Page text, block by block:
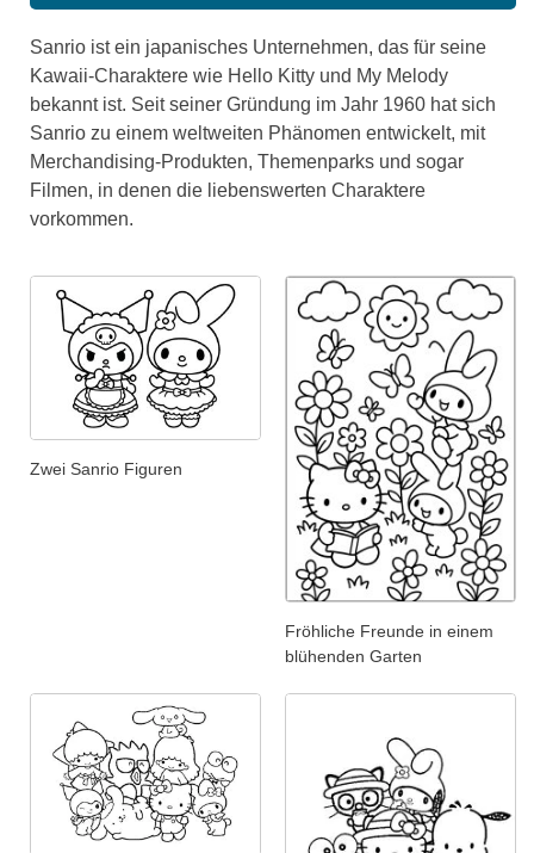
Sanrio ist ein japanisches Unternehmen, das für seine
Kawaii-Charaktere wie Hello Kitty und My Melody
bekannt ist. Seit seiner Gründung im Jahr 1960 hat sich
Sanrio zu einem weltweiten Phänomen entwickelt, mit
Merchandising-Produkten, Themenparks und sogar
Filmen, in denen die liebenswerten Charaktere
vorkommen.
Zwei Sanrio Figuren
Fröhliche Freunde in einem
blühenden Garten